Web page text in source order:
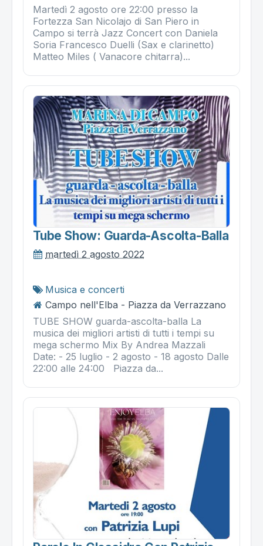
Martedì 2 agosto ore 22:00 presso la
Fortezza San Nicolajo di San Piero in
Campo si terrà Jazz Concert con Daniela
Soria Francesco Duelli (Sax e clarinetto)
Matteo Miles ( Vanacore chitarra)...
Tube Show: Guarda-Ascolta-Balla
martedì 2 agosto 2022
Musica e concerti
Campo nell'Elba - Piazza da Verrazzano
TUBE SHOW guarda-ascolta-balla La
musica dei migliori artisti di tutti i tempi su
mega schermo Mix By Andrea Mazzali
Date: - 25 luglio - 2 agosto - 18 agosto Dalle
22:00 alle 24:00 Piazza da...